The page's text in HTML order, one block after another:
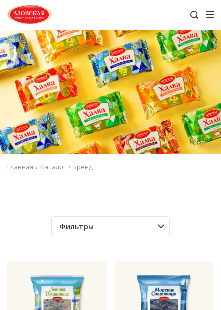
Главная Каталог Бренд
Фильтры